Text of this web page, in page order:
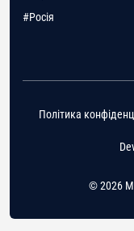
#Росія
© 2026
Політика